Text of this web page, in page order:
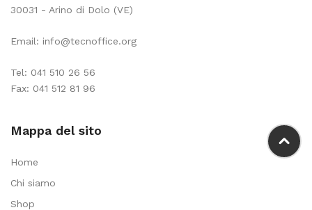
30031 - Arino di Dolo (VE)
Email: info@tecnoffice.org
Tel: 041 510 26 56
Fax: 041 512 81 96
Mappa del sito
Home
Chi siamo
Shop